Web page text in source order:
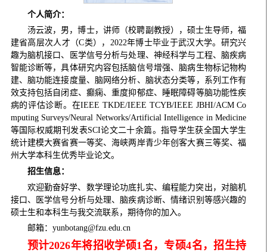
个人简介：
汤云波，男，博士，讲师（校聘副教授），硕士生导师，福
建省高层次人才（C类），2022年博士毕业于武汉大学。研究兴
趣为脑机接口、医学信号分析与处理、神经科学与工程、脑疾病
智能诊断等，具体研究内容包括脑信号增强、脑病生物标记物构
建、脑功能连接度量、脑网络分析、脑状态分类等，系列工作有
效支持包括自闭症、癫痫、重度抑郁症、睡眠障碍等脑功能性疾
病的评估诊断。在IEEE TKDE/IEEE TCYB/IEEE JBHI/ACM Co
mputing Surveys/Neural Networks/Artificial Intelligence in Medicine
等国际权威期刊发表SCI论文二十余篇。指导学生获全国大学生
统计建模大赛省赛一等奖、海峡两岸青少年创客大赛三等奖、福
州大学本科生优秀毕业论文。
招生信息：
欢迎勤奋好学、数学理论功底扎实、编程能力突出，对脑机
接口、医学信号分析与处理、 脑疾病诊断、情绪识别等感兴趣的
硕士生和本科生与我交流联系，期待你的加入。
邮箱：yunbotang@fzu.edu.cn
预计2026年将招收学硕1名，专硕4名，招生持